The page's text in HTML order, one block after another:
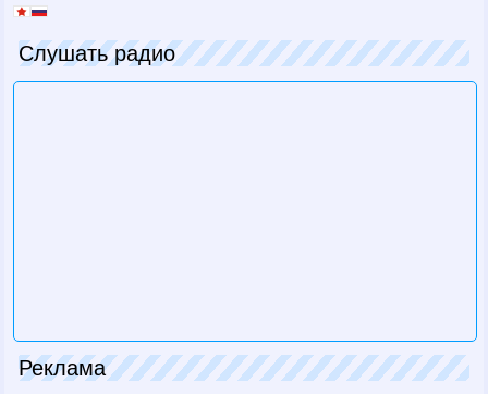
Слушать радио
Реклама